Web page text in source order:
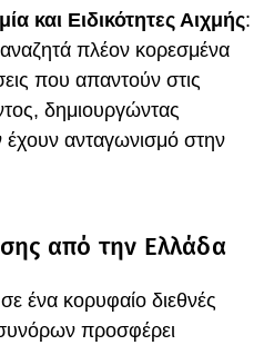
και Ειδικότητες Αιχμής:
πλέον κορεσμένα
που απαντούν στις
δημιουργώντας
έχουν ανταγωνισμό στην
από την Ελλάδα
σε ένα κορυφαίο διεθνές
προσφέρει